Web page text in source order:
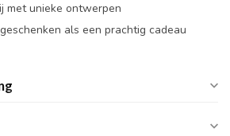
met unieke ontwerpen
als een prachtig cadeau